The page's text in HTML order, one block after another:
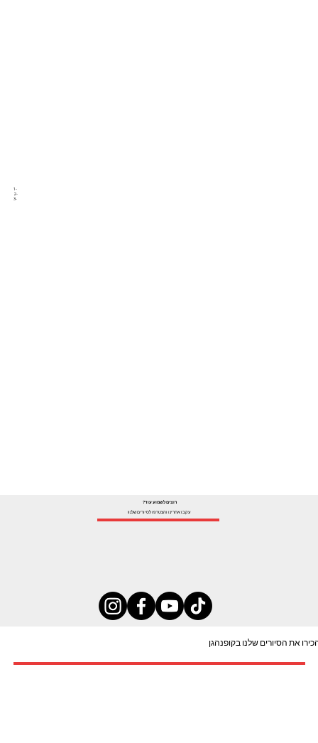
1-
2-
3-
רוצים לשמוע עוד?
עקבו אחרינו והצטרפו לסיורים שלנו!
את הסיורים שלנו בקופנהגן